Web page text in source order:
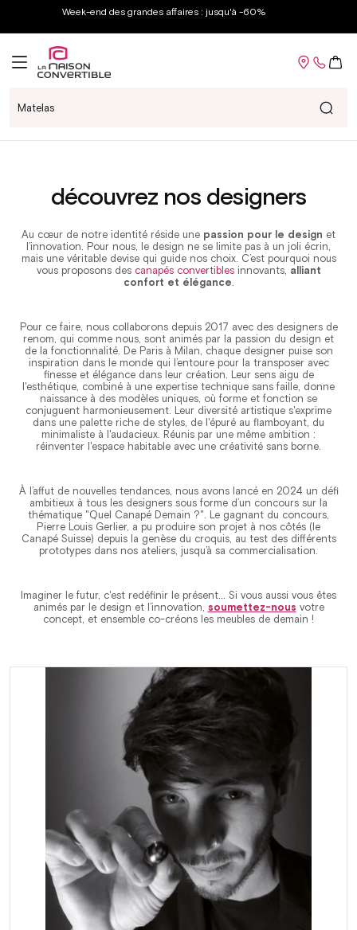
Week-end des grandes affaires : jusqu'à -60%
Panier
Matelas...
découvrez nos designers
Au cœur de notre identité réside une passion pour le design et
l’innovation. Pour nous, le design ne se limite pas à un joli écrin,
mais une véritable devise qui guide nos choix. C’est pourquoi nous
vous proposons des canapés convertiblesinnovants, alliant
confort et élégance
Pour ce faire, nous collaborons depuis 2017 avec des designers de
renom, qui comme nous, sont animés par la passion du design et
de la fonctionnalité. De Paris à Milan, chaque designer puise son
inspiration dans le monde qui l’entoure pour la transposer avec
finesse et élégance dans leur création. Leur sens aigu de
l'esthétique, combiné à une expertise technique sans faille, donne
naissance à des modèles uniques, où forme et fonction se
conjuguent harmonieusement. Leur diversité artistique s'exprime
dans une palette riche de styles, de l'épuré au flamboyant, du
minimaliste à l'audacieux. Réunis par une même ambition :
réinventer l'espace habitable avec une créativité sans borne.
À l’affut de nouvelles tendances, nous avons lancé en 2024 un défi
ambitieux à tous les designers sous forme d’un concours sur la
thématique "Quel Canapé Demain ?". Le gagnant du concours,
Pierre Louis Gerlier, a pu produire son projet à nos côtés (le
Canapé Suisse) depuis la genèse du croquis, au test des différents
prototypes dans nos ateliers, jusqu’à sa commercialisation.
Imaginer le futur, c'est redéfinir le présent… Si vous aussi vous êtes
animés par le design et l’innovation, soumettez-nous votre
concept, et ensemble co-créons les meubles de demain !